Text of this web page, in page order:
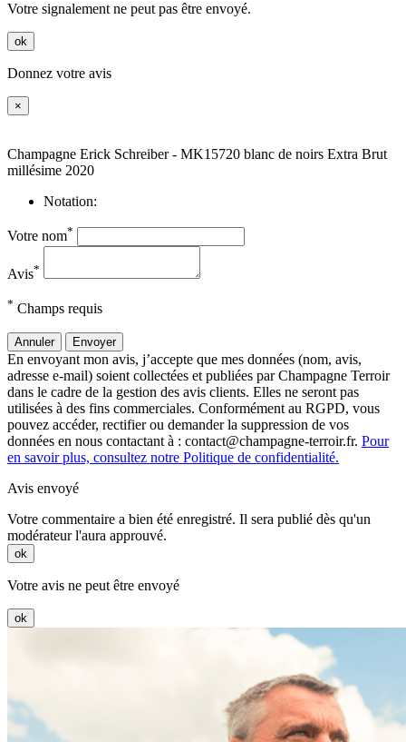
Votre signalement ne peut pas être envoyé.
ok
Donnez votre avis
×
Champagne Erick Schreiber - MK15720 blanc de noirs Extra Brut
millésime 2020
Notation:
Votre nom*
Avis*
* Champs requis
Annuler Envoyer
En envoyant mon avis, j’accepte que mes données (nom, avis,
adresse e-mail) soient collectées et publiées par Champagne Terroir
dans le cadre de la gestion des avis clients. Elles ne seront pas
utilisées à des fins commerciales. Conformément au RGPD, vous
pouvez accéder, rectifier ou demander la suppression de vos
données en nous contactant à : contact@champagne-terroir.fr. Pour
en savoir plus, consultez notre Politique de confidentialité.
Avis envoyé
Votre commentaire a bien été enregistré. Il sera publié dès qu'un
modérateur l'aura approuvé.
ok
Votre avis ne peut être envoyé
ok